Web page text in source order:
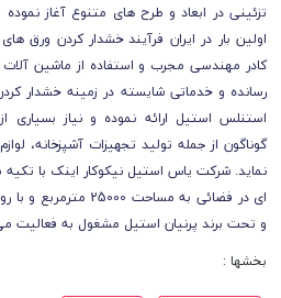
تزئینی در ابعاد و طرح های متنوع آغاز
اولین بار در ایران فرآیند خشدار کردن ورق
کادر مهندسی مجرب و استفاده از ماشین
رسانده و خدماتی شایسته در زمینه خشدار
استنلس استیل ارائه نموده و نیاز بسیاری
گوناگون از جمله تولید تجهیزات آشپزخانه،
نماید. شرکت یاس استیل نیکوکار اینک با
ای در فضائی به مساحت
و تحت برند پرنیان استیل مشغول به فعالیت
بخشها :